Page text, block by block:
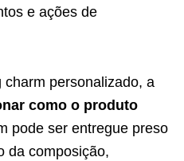
e ações de
personalizado, a
como o produto
pode ser entregue preso
da composição,